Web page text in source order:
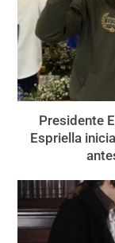
Presidente
Espriella